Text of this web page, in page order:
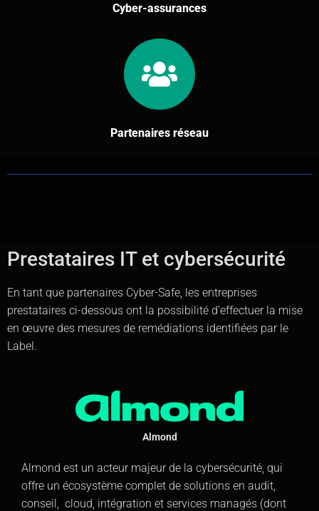
Cyber-assurances
Partenaires réseau
Prestataires IT et cybersécurité
En tant que partenaires Cyber-Safe, les entreprises
prestataires ci-dessous ont la possibilité d’effectuer la mise
en œuvre des mesures de remédiations identifiées par le
Label.
Almond
Almond est un acteur majeur de la cybersécurité, qui
offre un écosystème complet de solutions en audit,
conseil, cloud, intégration et services managés (dont